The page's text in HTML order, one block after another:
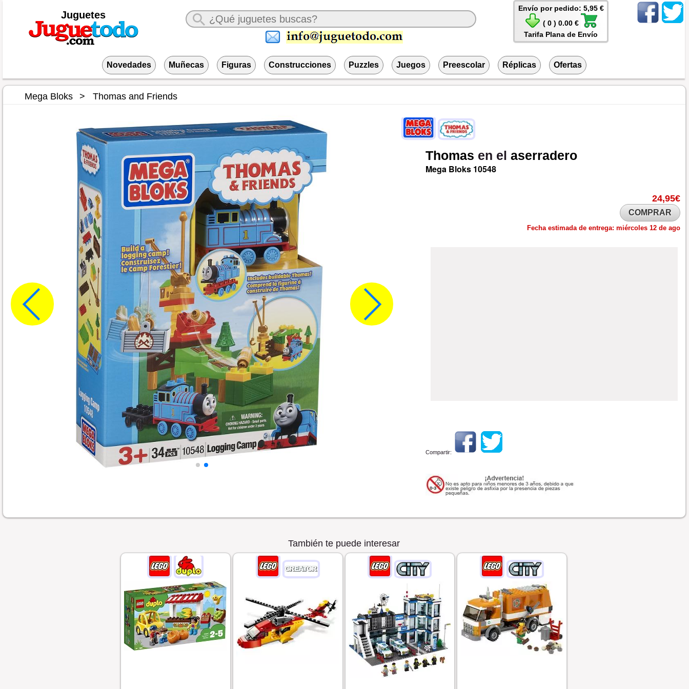
Juguetes
Envío por pedido: 5,95 €
( 0 ) 0.00 €
Tarifa Plana de Envío
Novedades Muñecas Figuras Construcciones Puzzles Juegos Preescolar Réplicas Ofertas
Mega Bloks Thomas and Friends
Thomas en elaserradero
Mega Bloks 10548
24,95€
COMPRAR
Fecha estimada de entrega: miércoles 12 de ago
Compartir:
También te puede interesar